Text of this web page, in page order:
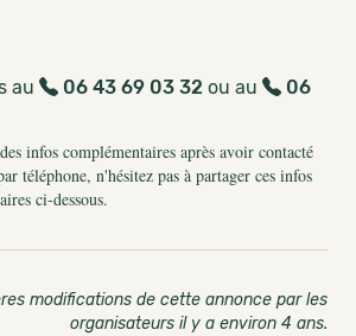
au 06 43 69 03 32 ou au
06
infos complémentaires après avoir contacté
téléphone, n'hésitez pas à partager ces infos
ci-dessous.
modifications de cette annonce par les
organisateurs il y a environ 4 ans.